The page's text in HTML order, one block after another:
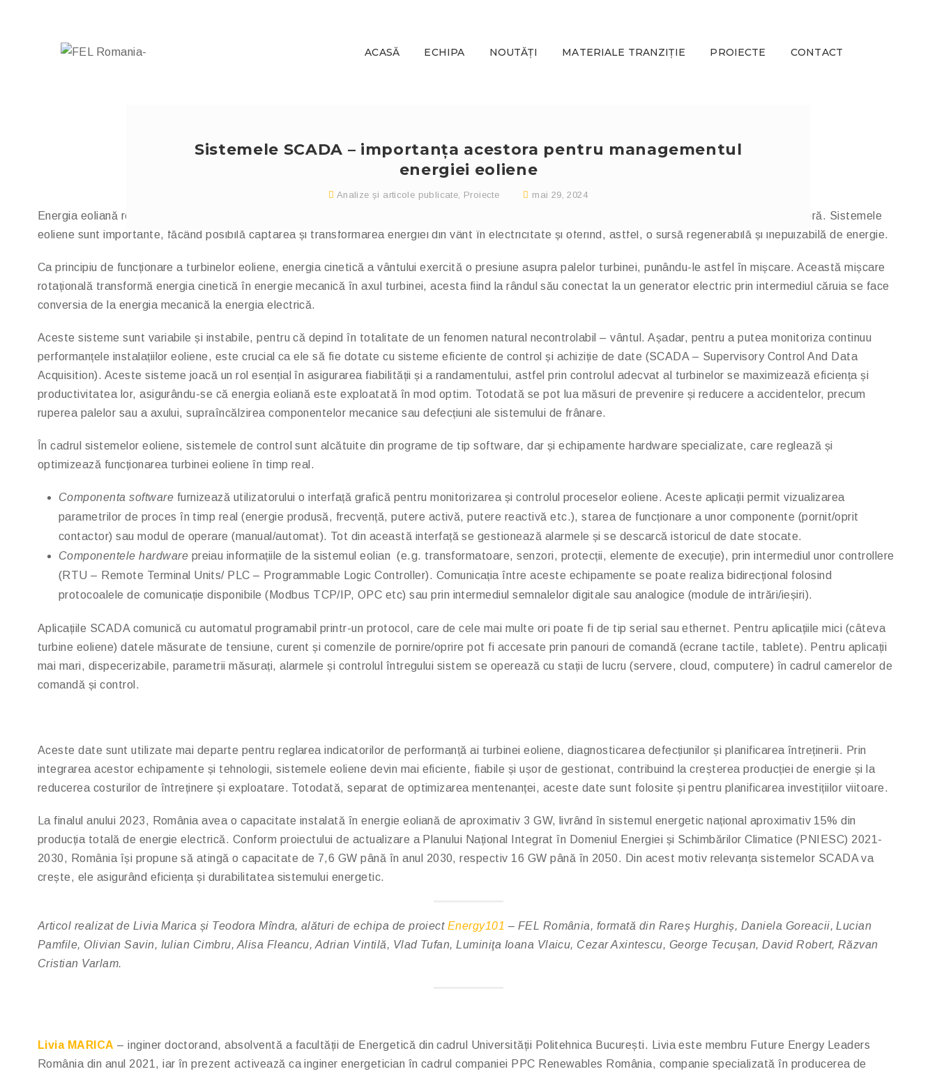
ACASĂ ECHIPA NOUTĂȚI MATERIALE TRANZIȚIE PROIECTE CONTACT
Sistemele SCADA – importanța acestora pentru managementul
energiei eoliene
Analize și articole publicate Proiecte mai 29, 2024
Energia eoliană reprezintă una dintre soluțiile durabile și eficiente pentru tranziția energetică, contribuind la reducerea emisiilor de gaze cu efect de seră. Sistemele
eoliene sunt importante, făcând posibilă captarea și transformarea energiei din vânt în electricitate și oferind, astfel, o sursă regenerabilă și inepuizabilă de energie.
Ca principiu de funcționare a turbinelor eoliene, energia cinetică a vântului exercită o presiune asupra palelor turbinei, punându-le astfel în mișcare. Această mișcare
rotațională transformă energia cinetică în energie mecanică în axul turbinei, acesta fiind la rândul său conectat la un generator electric prin intermediul căruia se face
conversia de la energia mecanică la energia electrică.
Aceste sisteme sunt variabile și instabile, pentru că depind în totalitate de un fenomen natural necontrolabil – vântul. Așadar, pentru a putea monitoriza continuu
performanțele instalațiilor eoliene, este crucial ca ele să fie dotate cu sisteme eficiente de control și achiziție de date (SCADA – Supervisory Control And Data
Acquisition). Aceste sisteme joacă un rol esențial în asigurarea fiabilității și a randamentului, astfel prin controlul adecvat al turbinelor se maximizează eficiența și
productivitatea lor, asigurându-se că energia eoliană este exploatată în mod optim. Totodată se pot lua măsuri de prevenire și reducere a accidentelor, precum
ruperea palelor sau a axului, supraîncălzirea componentelor mecanice sau defecțiuni ale sistemului de frânare.
În cadrul sistemelor eoliene, sistemele de control sunt alcătuite din programe de tip software, dar și echipamente hardware specializate, care reglează și
optimizează funcționarea turbinei eoliene în timp real.
Componenta software furnizează utilizatorului o interfață grafică pentru monitorizarea și controlul proceselor eoliene. Aceste aplicații permit vizualizarea
parametrilor de proces în timp real (energie produsă, frecvență, putere activă, putere reactivă etc.), starea de funcționare a unor componente (pornit/oprit
contactor) sau modul de operare (manual/automat). Tot din această interfață se gestionează alarmele și se descarcă istoricul de date stocate.
Componentele hardware preiau informațiile de la sistemul eolian (e.g. transformatoare, senzori, protecții, elemente de execuție), prin intermediul unor controllere
(RTU – Remote Terminal Units/ PLC – Programmable Logic Controller). Comunicația între aceste echipamente se poate realiza bidirecțional folosind
protocoalele de comunicație disponibile (Modbus TCP/IP, OPC etc) sau prin intermediul semnalelor digitale sau analogice (module de intrări/ieșiri).
Aplicațiile SCADA comunică cu automatul programabil printr-un protocol, care de cele mai multe ori poate fi de tip serial sau ethernet. Pentru aplicațiile mici (câteva
turbine eoliene) datele măsurate de tensiune, curent și comenzile de pornire/oprire pot fi accesate prin panouri de comandă (ecrane tactile, tablete). Pentru aplicații
mai mari, dispecerizabile, parametrii măsurați, alarmele și controlul întregului sistem se operează cu stații de lucru (servere, cloud, computere) în cadrul camerelor de
comandă și control.
Aceste date sunt utilizate mai departe pentru reglarea indicatorilor de performanță ai turbinei eoliene, diagnosticarea defecțiunilor și planificarea întreținerii. Prin
integrarea acestor echipamente și tehnologii, sistemele eoliene devin mai eficiente, fiabile și ușor de gestionat, contribuind la creșterea producției de energie și la
reducerea costurilor de întreținere și exploatare. Totodată, separat de optimizarea mentenanței, aceste date sunt folosite și pentru planificarea investițiilor viitoare.
La finalul anului 2023, România avea o capacitate instalată în energie eoliană de aproximativ 3 GW, livrând în sistemul energetic național aproximativ 15% din
producția totală de energie electrică. Conform proiectului de actualizare a Planului Național Integrat în Domeniul Energiei și Schimbărilor Climatice (PNIESC) 2021-
2030, România își propune să atingă o capacitate de 7,6 GW până în anul 2030, respectiv 16 GW până în 2050. Din acest motiv relevanța sistemelor SCADA va
crește, ele asigurând eficiența și durabilitatea sistemului energetic.
Articol realizat de Livia Marica și Teodora Mîndra, alături de echipa de proiect Energy101 – FEL România, formată din Rareș Hurghiș, Daniela Goreacii, Lucian
Pamfile, Olivian Savin, Iulian Cimbru, Alisa Fleancu, Adrian Vintilă, Vlad Tufan, Luminiţa Ioana Vlaicu, Cezar Axintescu, George Tecușan, David Robert, Răzvan
Cristian Varlam.
Livia MARICA – inginer doctorand, absolventă a facultății de Energetică din cadrul Universității Politehnica București. Livia este membru Future Energy Leaders
România din anul 2021, iar în prezent activează ca inginer energetician în cadrul companiei PPC Renewables România, companie specializată în producerea de